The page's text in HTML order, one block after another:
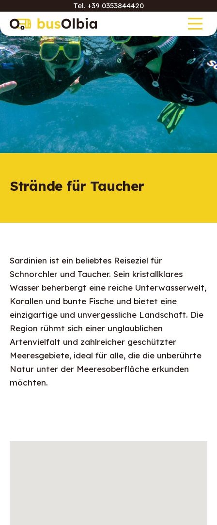
Tel. +39 0353844420
Strände für Taucher
Sardinien ist ein beliebtes Reiseziel für
Schnorchler und Taucher. Sein kristallklares
Wasser beherbergt eine reiche Unterwasserwelt,
Korallen und bunte Fische und bietet eine
einzigartige und unvergessliche Landschaft. Die
Region rühmt sich einer unglaublichen
Artenvielfalt und zahlreicher geschützter
Meeresgebiete, ideal für alle, die die unberührte
Natur unter der Meeresoberfläche erkunden
möchten.